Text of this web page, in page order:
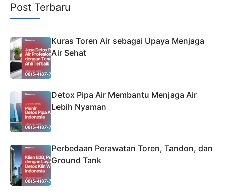
Post Terbaru
Kuras Toren Air sebagai Upaya Menjaga
Air Sehat
Detox Pipa Air Membantu Menjaga Air
Lebih Nyaman
Perbedaan Perawatan Toren, Tandon, dan
Ground Tank